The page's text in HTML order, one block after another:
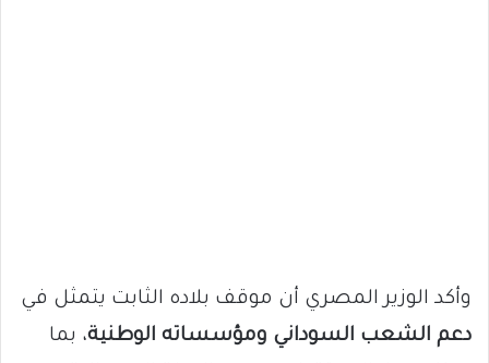
وأكد الوزير المصري أن موقف بلاده الثابت يتمثل في
دعم الشعب السوداني ومؤسساته الوطنية، بما